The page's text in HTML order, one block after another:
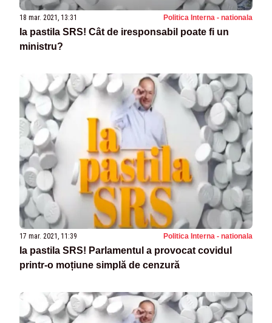
18 mar. 2021, 13:31 Politica Interna - nationala
Ia pastila SRS! Cât de iresponsabil poate fi un
ministru?
17 mar. 2021, 11:39 Politica Interna - nationala
Ia pastila SRS! Parlamentul a provocat covidul
printr-o moțiune simplă de cenzură